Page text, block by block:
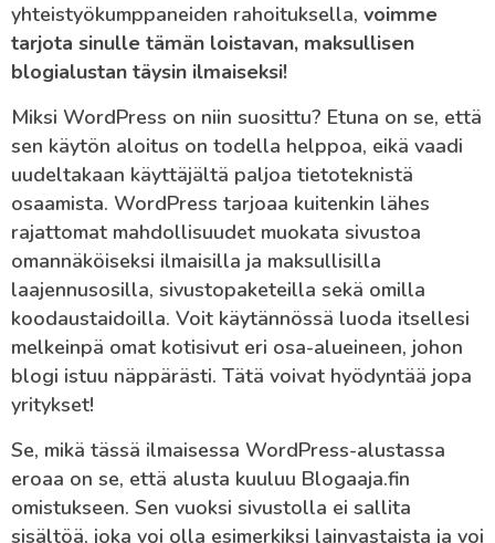
yhteistyökumppaneiden rahoituksella, voimme
tarjota sinulle tämän loistavan, maksullisen
blogialustan täysin ilmaiseksi!
Miksi WordPress on niin suosittu? Etuna on se, että
sen käytön aloitus on todella helppoa, eikä vaadi
uudeltakaan käyttäjältä paljoa tietoteknistä
osaamista. WordPress tarjoaa kuitenkin lähes
rajattomat mahdollisuudet muokata sivustoa
omannäköiseksi ilmaisilla ja maksullisilla
laajennusosilla, sivustopaketeilla sekä omilla
koodaustaidoilla. Voit käytännössä luoda itsellesi
melkeinpä omat kotisivut eri osa-alueineen, johon
blogi istuu näppärästi. Tätä voivat hyödyntää jopa
yritykset!
Se, mikä tässä ilmaisessa WordPress-alustassa
eroaa on se, että alusta kuuluu Blogaaja.fin
omistukseen. Sen vuoksi sivustolla ei sallita
sisältöä, joka voi olla esimerkiksi lainvastaista ja voi